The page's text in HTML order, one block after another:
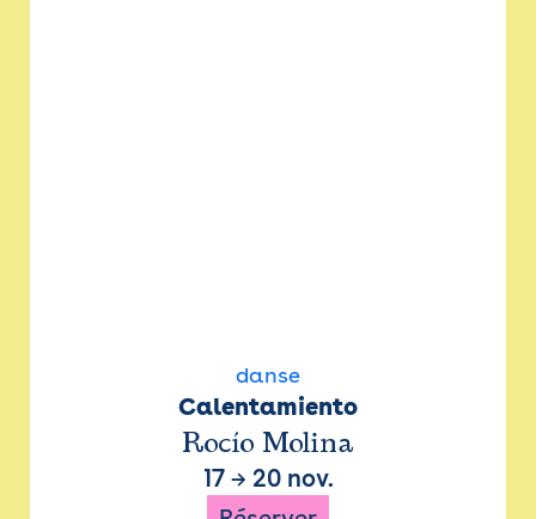
danse
Calentamiento
Rocío Molina
17→ 20 nov.